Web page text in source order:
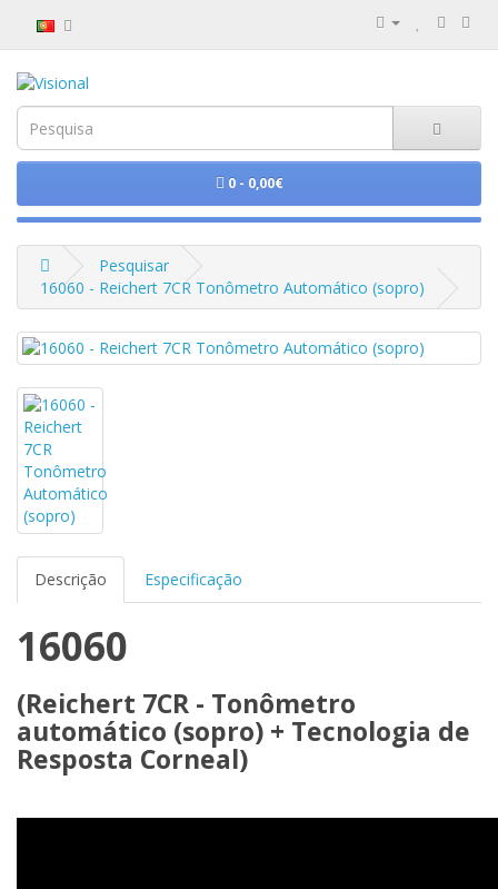
0 - 0,00€
Pesquisar
16060 - Reichert 7CR Tonômetro Automático (sopro)
Descrição Especificação
16060
(Reichert 7CR - Tonômetro
automático (sopro) + Tecnologia de
Resposta Corneal)